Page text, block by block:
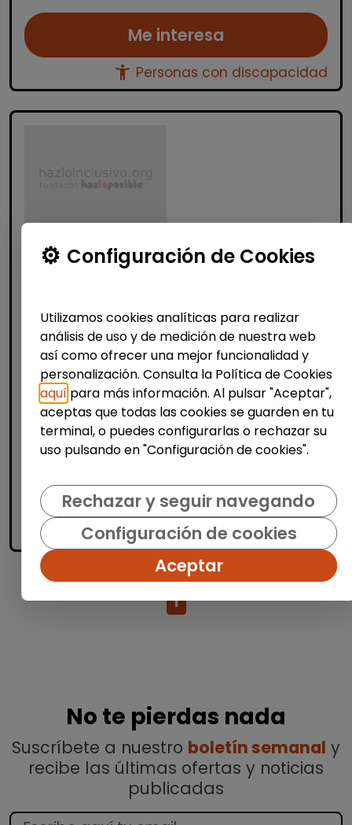
Me interesa
accessibility_new Personas con discapacidad
Atención al Cliente y Comercio
Producción, Industria y Calidad
(madrid)
| España(Madrid)
Bajo la supervisión de la persona
responsable: Recepcionar y clasificar
prendas según tipo de tejido, color y
tratamiento necesario. Aplicar procesos de
limpieza adecuados (lav...
Me interesa
accessibility_newPersonas con discapacidad
1
No te pierdas nada
Suscríbete a nuestro boletín semanal y
recibe las últimas ofertas y noticias
publicadas
Configuración de Cookies
Utilizamos cookies analíticas para realizar
análisis de uso y de medición de nuestra web
así como ofrecer una mejor funcionalidad y
personalización. Consulta la Política de Cookies
aquí para más información. Al pulsar "Aceptar",
aceptas que todas las cookies se guarden en tu
terminal, o puedes configurarlas o rechazar su
uso pulsando en "Configuración de cookies".
Rechazar y seguir navegando
Configuración de cookies
Aceptar